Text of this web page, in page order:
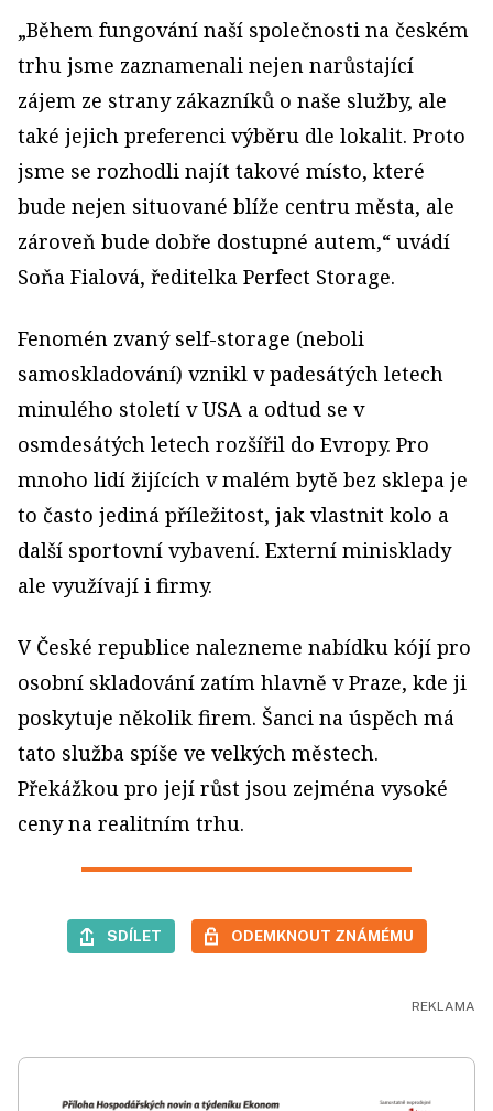
„Během fungování naší společnosti na českém
trhu jsme zaznamenali nejen narůstající
zájem ze strany zákazníků o naše služby, ale
také jejich preferenci výběru dle lokalit. Proto
jsme se rozhodli najít takové místo, které
bude nejen situované blíže centru města, ale
zároveň bude dobře dostupné autem,“ uvádí
Soňa Fialová, ředitelka Perfect Storage.
Fenomén zvaný self-storage (neboli
samoskladování) vznikl v padesátých letech
minulého století v USA a odtud se v
osmdesátých letech rozšířil do Evropy. Pro
mnoho lidí žijících v malém bytě bez sklepa je
to často jediná příležitost, jak vlastnit kolo a
další sportovní vybavení. Externí minisklady
ale využívají i firmy.
V České republice nalezneme nabídku kójí pro
osobní skladování zatím hlavně v Praze, kde ji
poskytuje několik firem. Šanci na úspěch má
tato služba spíše ve velkých městech.
Překážkou pro její růst jsou zejména vysoké
ceny na realitním trhu.
SDÍLET ODEMKNOUT ZNÁMÉMU